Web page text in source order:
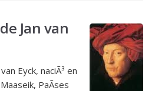
Jan van
Eyck, naciÃ³ en
PaÃ­ses